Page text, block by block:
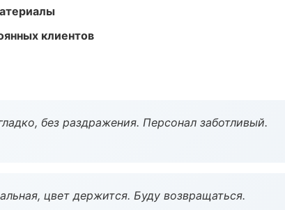
клиентов
без раздражения. Персонал заботливый.
цвет держится. Буду возвращаться.